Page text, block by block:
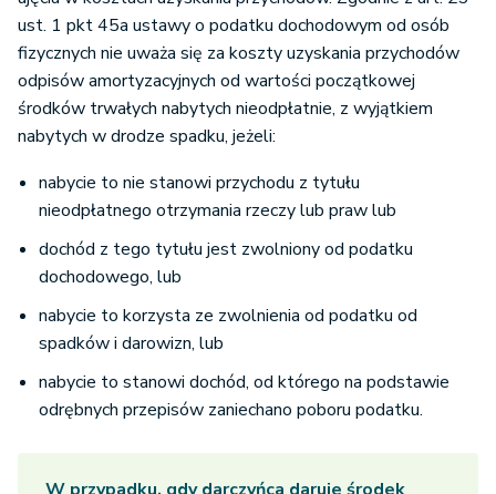
ust. 1 pkt 45a ustawy o podatku dochodowym od osób
fizycznych nie uważa się za koszty uzyskania przychodów
odpisów amortyzacyjnych od wartości początkowej
środków trwałych nabytych nieodpłatnie, z wyjątkiem
nabytych w drodze spadku, jeżeli:
nabycie to nie stanowi przychodu z tytułu
nieodpłatnego otrzymania rzeczy lub praw lub
dochód z tego tytułu jest zwolniony od podatku
dochodowego, lub
nabycie to korzysta ze zwolnienia od podatku od
spadków i darowizn, lub
nabycie to stanowi dochód, od którego na podstawie
odrębnych przepisów zaniechano poboru podatku.